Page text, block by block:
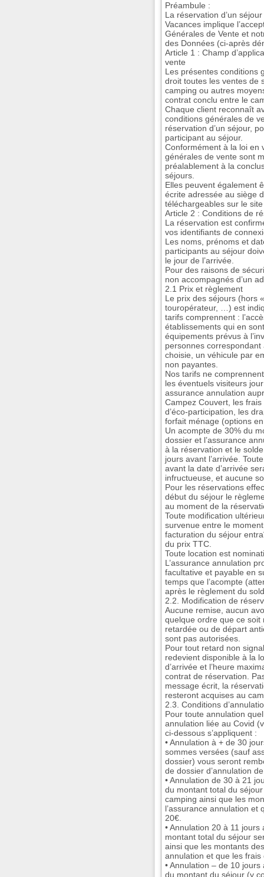
Préambule :
La réservation d’un
Vacances implique
Générales de Vente et
des Données (ci-après
Article 1 : Champ
vente
Les présentes conditions
droit toutes les ventes de
camping ou autres
contrat conclu entre le
Chaque client reconnaît
conditions générales de
réservation d’un séjour,
participant au séjour.
Conformément à la loi en
générales de vente sont
préalablement à la
séjours.
Elles peuvent également
écrite adressée au siège
téléchargeables sur le
Article 2 : Conditions de
La réservation est
vos identifiants de
Les noms, prénoms et
participants au séjour
le jour de l’arrivée.
Pour des raisons de
non accompagnés d’un
2.1 Prix et règlement
Le prix des séjours (hors
touropérateur, …) est
tarifs comprennent :
établissements qui en
équipements prévus à
personnes correspondant
choisie, un véhicule par
non payantes.
Nos tarifs ne
les éventuels visiteurs
assurance annulation
Campez Couvert, les
d’éco-participation, les
forfait ménage (options
Un acompte de 30% du
dossier et l’assurance
à la réservation et le
jours avant l’arrivée.
avant la date d’arrivée
infructueuse, et aucune
Pour les réservations
début du séjour le
au moment de la
Toute modification
survenue entre le
facturation du séjour
du prix TTC.
Toute location est
L’assurance annulation
facultative et payable en
temps que l’acompte
après le règlement du
2.2. Modification de
Aucune remise, aucun
quelque ordre que ce soit
retardée ou de départ
sont pas autorisées.
Pour tout retard non
redevient disponible à la
d’arrivée et l’heure
contrat de réservation.
message écrit, la
resteront acquises au
2.3. Conditions
Pour toute annulation
annulation liée au Covid
ci-dessous s’appliquent :
• Annulation à + de 30
sommes versées (sauf
dossier) vous seront
de dossier d’annulation
• Annulation de 30 à 21
du montant total du
camping ainsi que les
l’assurance annulation et
20€.
• Annulation 20 à 11 jours
montant total du séjour
ainsi que les montants
annulation et que les frais
• Annulation – de 10
du montant du séjour (y